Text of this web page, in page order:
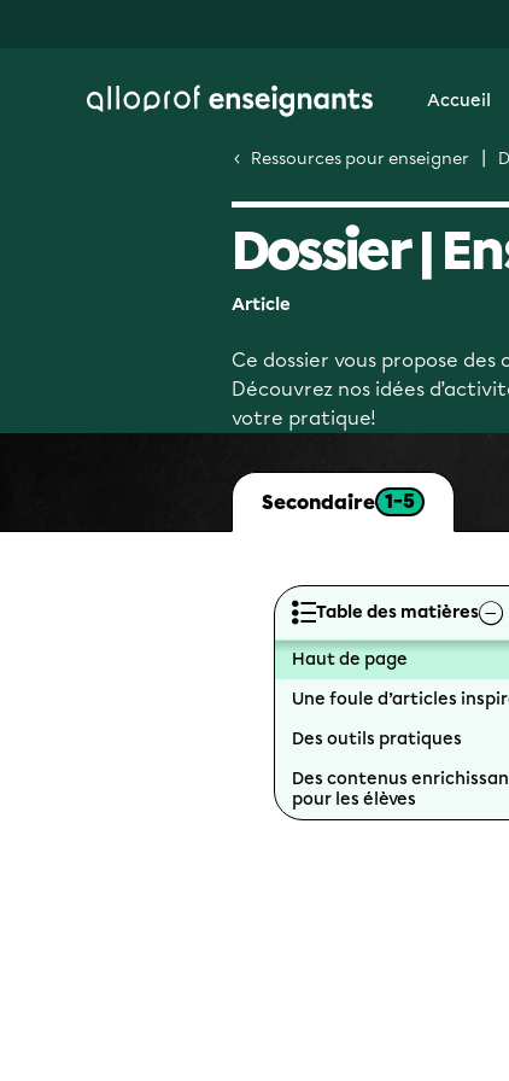
Accueil
Ressources pour enseigner
Dossier |
Article
Ce dossier vous propose
Découvrez nos idées
votre pratique!
Secondaire 1-5
Table des matières
Haut de page
Une foule d’articles
Des outils pratiques
Des contenus
pour les élèves